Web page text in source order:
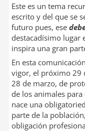
e
d
I
n
a
r
t
i
r
Este es un tema
escrito y del que se
futuro pues, ese
destacadísimo lugar
inspira una gran
En esta
vigor, el próximo 29
28 de marzo, de
de los animales
nace una
parte de la
obligación